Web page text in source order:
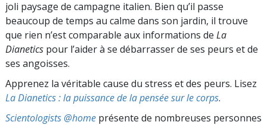
joli paysage de campagne italien. Bien qu’il passe
beaucoup de temps au calme dans son jardin, il trouve
que rien n’est comparable aux informations de La
Dianetics pour l’aider à se débarrasser de ses peurs et de
ses angoisses.
Apprenez la véritable cause du stress et des peurs. Lisez
La Dianetics : la puissance de la pensée sur le corps.
Scientologists @home présente de nombreuses personnes